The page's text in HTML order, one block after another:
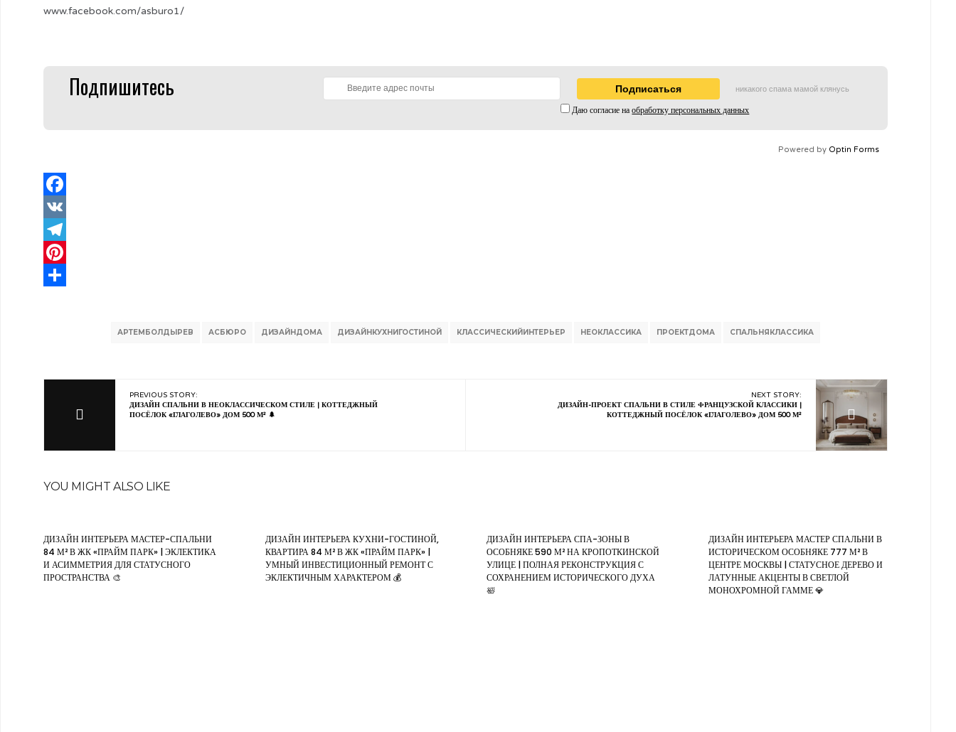
www.facebook.com/asburo1/
Подпишитесь никакого спама мамой клянусь
Даю согласие наобработку персональных данных
Powered by Optin Forms
Facebook
VK
Telegram
Pinterest
АРТЕМБОЛДЫРЕВ АСБЮРО ДИЗАЙНДОМА ДИЗАЙНКУХНИГОСТИНОЙ КЛАССИЧЕСКИЙИНТЕРЬЕР НЕОКЛАССИКА ПРОЕКТДОМА СПАЛЬНЯКЛАССИКА
PREVIOUS STORY:
ДИЗАЙН СПАЛЬНИ В НЕОКЛАССИЧЕСКОМ СТИЛЕ | КОТТЕДЖНЫЙ
ПОСЁЛОК «ГЛАГОЛЕВО» ДОМ 500 М² 🌲
NEXT STORY:
ДИЗАЙН-ПРОЕКТ СПАЛЬНИ В СТИЛЕ ФРАНЦУЗСКОЙ КЛАССИКИ |
КОТТЕДЖНЫЙ ПОСЁЛОК «ГЛАГОЛЕВО» ДОМ 500 М²
YOU MIGHT ALSO LIKE
ДИЗАЙН ИНТЕРЬЕРА МАСТЕР-СПАЛЬНИ
84 М² В ЖК «ПРАЙМ ПАРК» | ЭКЛЕКТИКА
И АСИММЕТРИЯ ДЛЯ СТАТУСНОГО
ПРОСТРАНСТВА 🎨
ДИЗАЙН ИНТЕРЬЕРА КУХНИ-ГОСТИНОЙ,
КВАРТИРА 84 М² В ЖК «ПРАЙМ ПАРК» |
УМНЫЙ ИНВЕСТИЦИОННЫЙ РЕМОНТ С
ЭКЛЕКТИЧНЫМ ХАРАКТЕРОМ 💰
ДИЗАЙН ИНТЕРЬЕРА СПА-ЗОНЫ В
ОСОБНЯКЕ 590 М² НА КРОПОТКИНСКОЙ
УЛИЦЕ | ПОЛНАЯ РЕКОНСТРУКЦИЯ С
СОХРАНЕНИЕМ ИСТОРИЧЕСКОГО ДУХА
🛀
ДИЗАЙН ИНТЕРЬЕРА МАСТЕР СПАЛЬНИ В
ИСТОРИЧЕСКОМ ОСОБНЯКЕ 777 М² В
ЦЕНТРЕ МОСКВЫ | СТАТУСНОЕ ДЕРЕВО И
ЛАТУННЫЕ АКЦЕНТЫ В СВЕТЛОЙ
МОНОХРОМНОЙ ГАММЕ 💎